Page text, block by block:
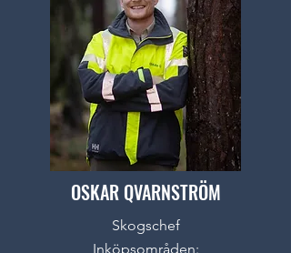
OSKAR QVARNSTRÖM
Skogschef
Inköpsområden: